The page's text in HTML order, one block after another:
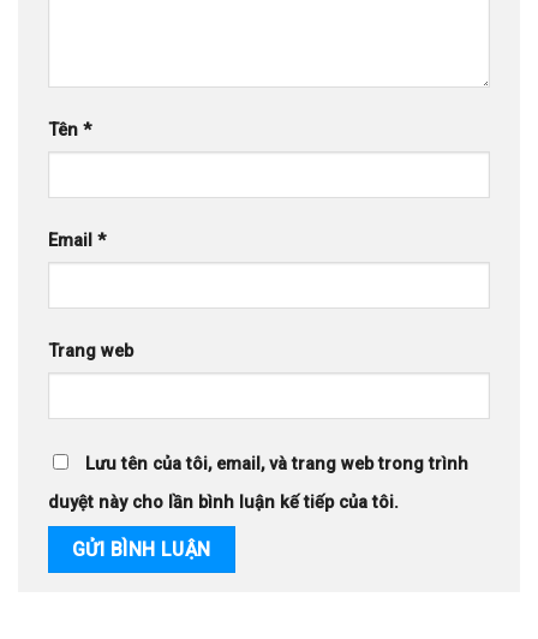
Tên *
Email *
Trang web
Lưu tên của tôi, email, và trang web trong trình
duyệt này cho lần bình luận kế tiếp của tôi.